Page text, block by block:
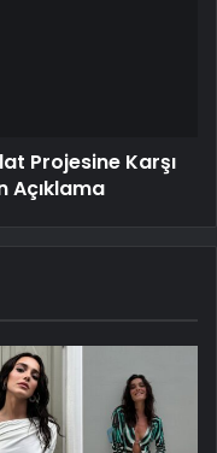
Projesine Karşı
Açıklama